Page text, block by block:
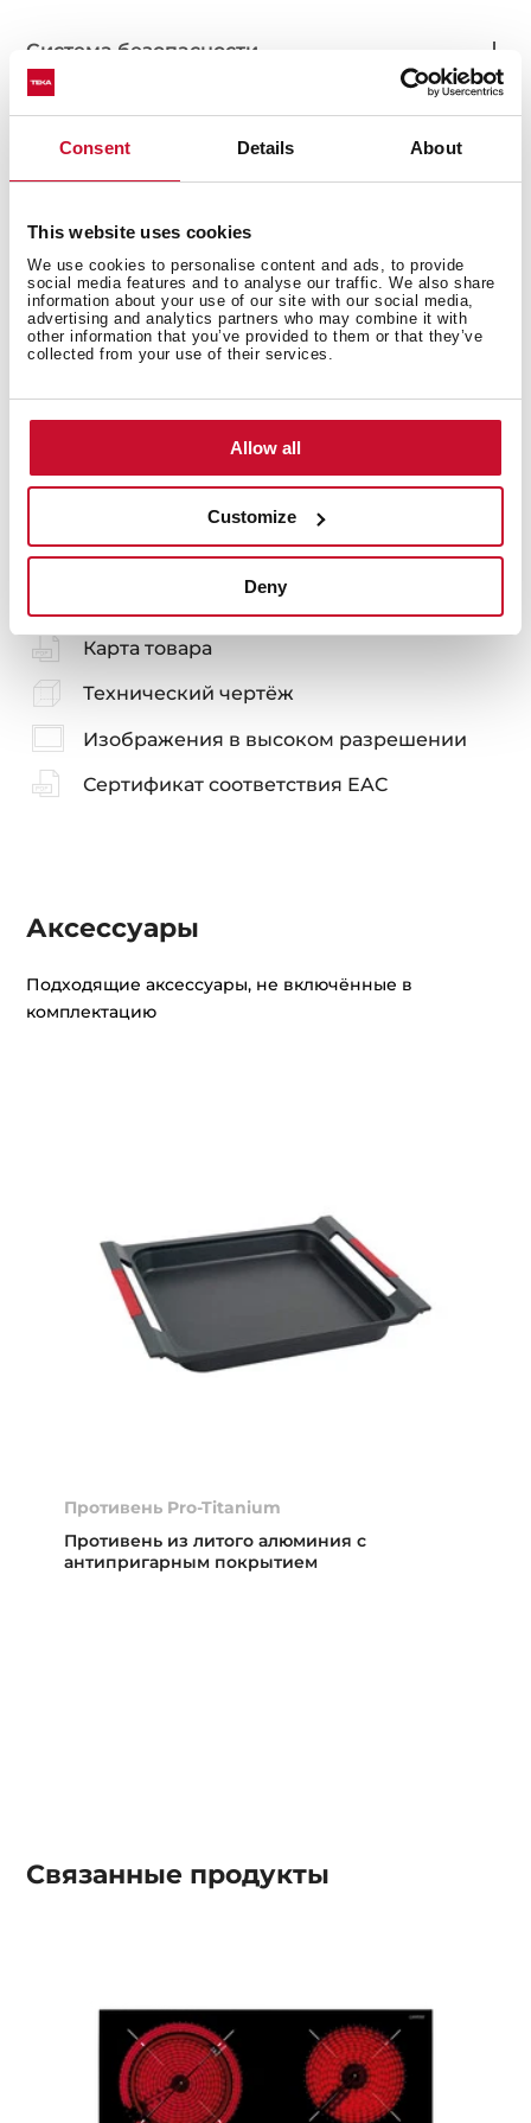
Consent Details About
This website uses cookies
We use cookies to personalise content and ads, to provide
social media features and to analyse our traffic. We also share
information about your use of our site with our social media,
advertising and analytics partners who may combine it with
other information that you’ve provided to them or that they’ve
collected from your use of their services.
Allow all
Customize
Deny
Система безопасности
Обработка края и установка
Аксессуары
Подробное описание
Руководство пользователя
Карта товара
Технический чертёж
Изображения в высоком разрешении
Сертификат соответствия EAC
Аксессуары
Подходящие аксессуары, не включённые в
комплектацию
Противень Pro-Titanium
Противень из литого алюминия с
антипригарным покрытием
Связанные продукты